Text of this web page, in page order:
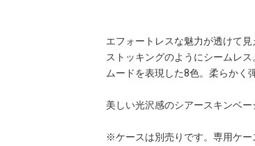
エフォートレスな魅力が透けて
ストッキングのようにシームレ
ムードを表現した8色。柔らかく
美しい光沢感のシアースキンベー
※ケースは別売りです。専用ケー